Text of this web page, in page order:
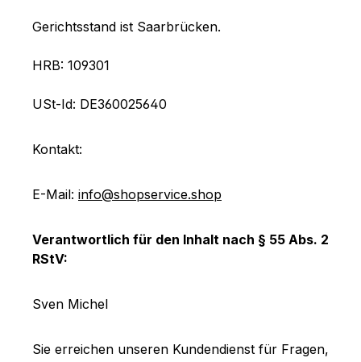
Gerichtsstand ist Saarbrücken.
HRB: 109301
USt-Id: DE360025640
Kontakt:
E-Mail: info@shopservice.shop
Verantwortlich für den Inhalt nach § 55 Abs. 2
RStV:
Sven Michel
Sie erreichen unseren Kundendienst für Fragen,